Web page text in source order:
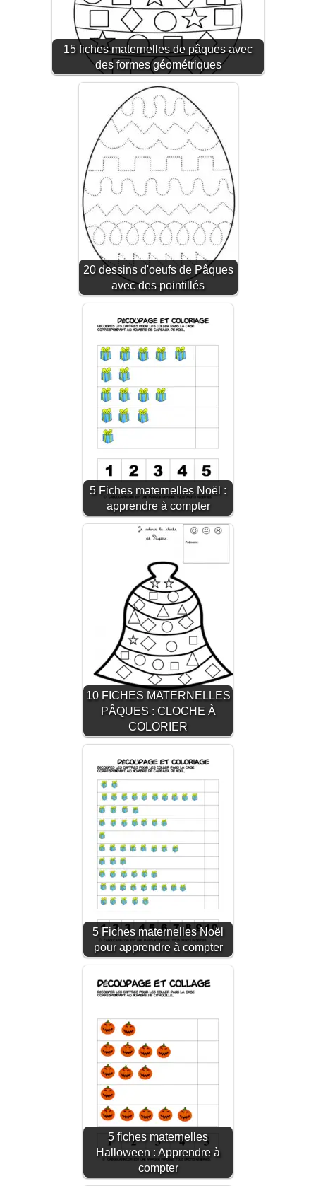
15 fiches maternelles de pâques avec
des formes géométriques
20 dessins d'oeufs de Pâques
avec des pointillés
5 Fiches maternelles Noël :
apprendre à compter
10 FICHES MATERNELLES
PÂQUES : CLOCHE À
COLORIER
5 Fiches maternelles Noël
pour apprendre à compter
5 fiches maternelles
Halloween : Apprendre à
compter